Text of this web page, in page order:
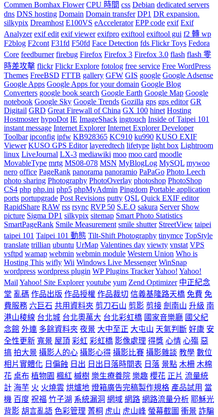
Commen Bomhax Flower CPU 時間 css Debian dedicated servers
dns DNS hosting Domain Domain transfer DP1 DR expansion.
silkypix Dreamhost E100VS eAccelerator EPP code exif Exif
Analyzer exif edit exif viewer exifpro exiftool exiftool gui f2 轉 wp
F2blog F2cont F31fd F50fd Face Detection fds Flickr Toys Fedora
Core feedburner firebug Firefox Firefox 3 Firefox 3.0 flash flash 零
時差攻擊 flickr Flickr Explore fotolog free service Free WordPress
Themes FreeBSD FTTB gallery GFW GIS google Google Adsense
Google Apps Google Apps for your domain Google Blog
Converters google book search Google Earth Google Map Google
notebook Google Sky Google Trends Gozilla gps gps editor GR
Digitail GRD Great Firewall of China GX 100 hinet Hosting
Hostmoster hypoDot IE ImageShack ingtouch Inside of Taipei 101
instant message Internet Explorer Internet Explorer Developer
Toolbar ipconfig ipfw KB928365 KC910 ku990 KUSO EXIF
Viewer KUSO GPS Editor layeredtech lifetype light box Lightroom
linux LiveJournal LX-3 mediawiki moo moo card moodle
MovableType mrtg MS08-078 MSN MyBlogLog MySQL mywoo
nero office PageRank panorama panoramio PaPaGo Photo Leech
photo sharing Photography PhotoOverlay photoshop PhotoShop
CS4 php php.ini php5 phpMyAdmin Pingdom Portable application
ports portupgrade Post Revisions putty QSL Quick EXIF editor
RapidShare RAW rss rsync RVP 50 S.E.O sakura Server Show
picture Sigma DP1 silkypix sitemap Smart Photo Statistics
SmartPageRank Smile Measurement smile shutter StreetView taipei
taipei 101 Taipei 101 動態 Tilt-Shift Photography tinymce TopStyle
translate trillian ubuntu UrMap Valentines day viewty vnstat VPS
vsftpd wamap webmin webmin module Western Union Who is
Hosting This wifly Wii Windows Live Messenger WinSnap
wordpress wordpress plugin WP Plugins TrackerYahoo! Yahoo!
MailYahoo! Site Explorer youtube yum Zend Optimizer 中正紀念
堂 亂碼 作品出版 作品授權 作品裁切 信義基隆路天橋 免費 免
費服務 六巨石 共用資料夾 剪刀石山 剪影 剪接 劍南山 升級 南
港山稜線 台北城 台北奧萬大 台北彩虹橋 國家音樂廳 國父紀
念館 外連 多餘資料夾 夜景 大中至正 大屯山 天氣判斷 好康 安
全性更新 寬景 屋頂 彩虹 彩虹橋 影像處理 得獎 心情 心殤 惡
搞 拍大景 攝影人的心 攝影心得 攝影比賽 攝影雜談 教學 數位
相片實體化 日偏蝕 日出 日出日落時間表 日落 景點 木柵 木棉
花 桌布 植物園 楓紅 槭樹 樂生療養院 樂趣 櫻花 正片 流量統
計 海芋 火 火燒雲 烘爐地 燈箱廣告完稿製作規格 產品試用 當
機 百度 祝福 竹子湖 系統漏洞 網域 網路 網路流量分析 耶穌光
背影 胡言亂語 色彩管理 菁桐 虎山 虎山峰 螢幕截圖 衝景 詐騙